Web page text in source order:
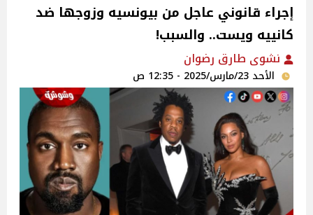
إجراء قانوني عاجل من بيونسيه وزوجها ضد
كانييه ويست.. والسبب!
نشوى طارق رضوان
الأحد 23/مارس/2025 - 12:35 ص